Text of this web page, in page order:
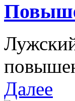
Далее